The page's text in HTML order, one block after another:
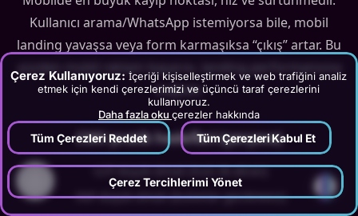
Çerez Kullanıyoruz: İçeriği kişiselleştirmek ve web trafiğini analiz
etmek için kendi çerezlerimizi ve üçüncü taraf çerezlerini
kullanıyoruz.
Daha fazla oku çerezler hakkında
Tüm Çerezleri Reddet Tüm Çerezleri Kabul Et
Çerez Tercihlerimi Yönet
Kullanıcı arama/WhatsApp istemiyorsa bile, mobil
landing yavaşsa veya form karmaşıksa “çıkış” artar. Bu
yüzden mobil reklam başarısı, landing performansına
bağlıdır.
CWV pratik hedefleri (çerçeve)
•LCP düşük olmalı (hızlı ilk ekran)
•INP düşük olmalı (butonlar gecikmesiz)
?